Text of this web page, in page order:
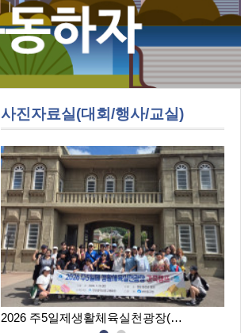
사진자료실(대회/행사/교실)
2026 생활체육지도자교육 및 실…